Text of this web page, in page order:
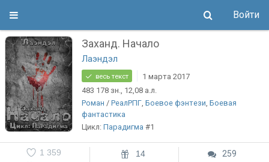
Войти
Заханд. Начало
Лаэндэл
весь текст
1 марта 2017
483 178 зн., 12,08 а.л.
Роман / РеалРПГ, Боевое фэнтези, Боевая
фантастика
Цикл: Парадигма #1
1 359 14 259